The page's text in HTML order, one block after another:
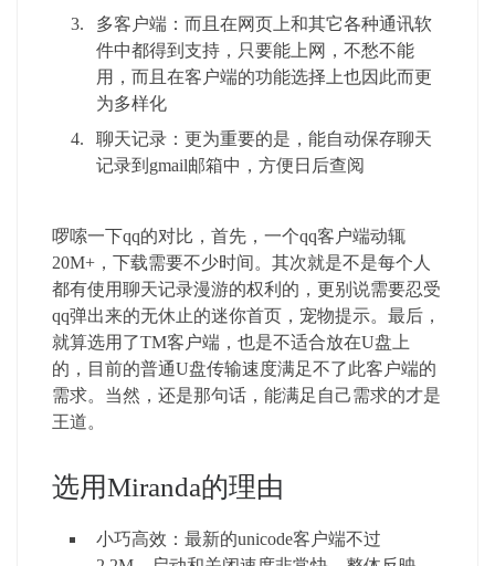
多客户端：而且在网页上和其它各种通讯软
件中都得到支持，只要能上网，不愁不能
用，而且在客户端的功能选择上也因此而更
为多样化
聊天记录：更为重要的是，能自动保存聊天
记录到gmail邮箱中，方便日后查阅
啰嗦一下qq的对比，首先，一个qq客户端动辄
20M+，下载需要不少时间。其次就是不是每个人
都有使用聊天记录漫游的权利的，更别说需要忍受
qq弹出来的无休止的迷你首页，宠物提示。最后，
就算选用了TM客户端，也是不适合放在U盘上
的，目前的普通U盘传输速度满足不了此客户端的
需求。当然，还是那句话，能满足自己需求的才是
王道。
选用Miranda的理由
小巧高效：最新的unicode客户端不过